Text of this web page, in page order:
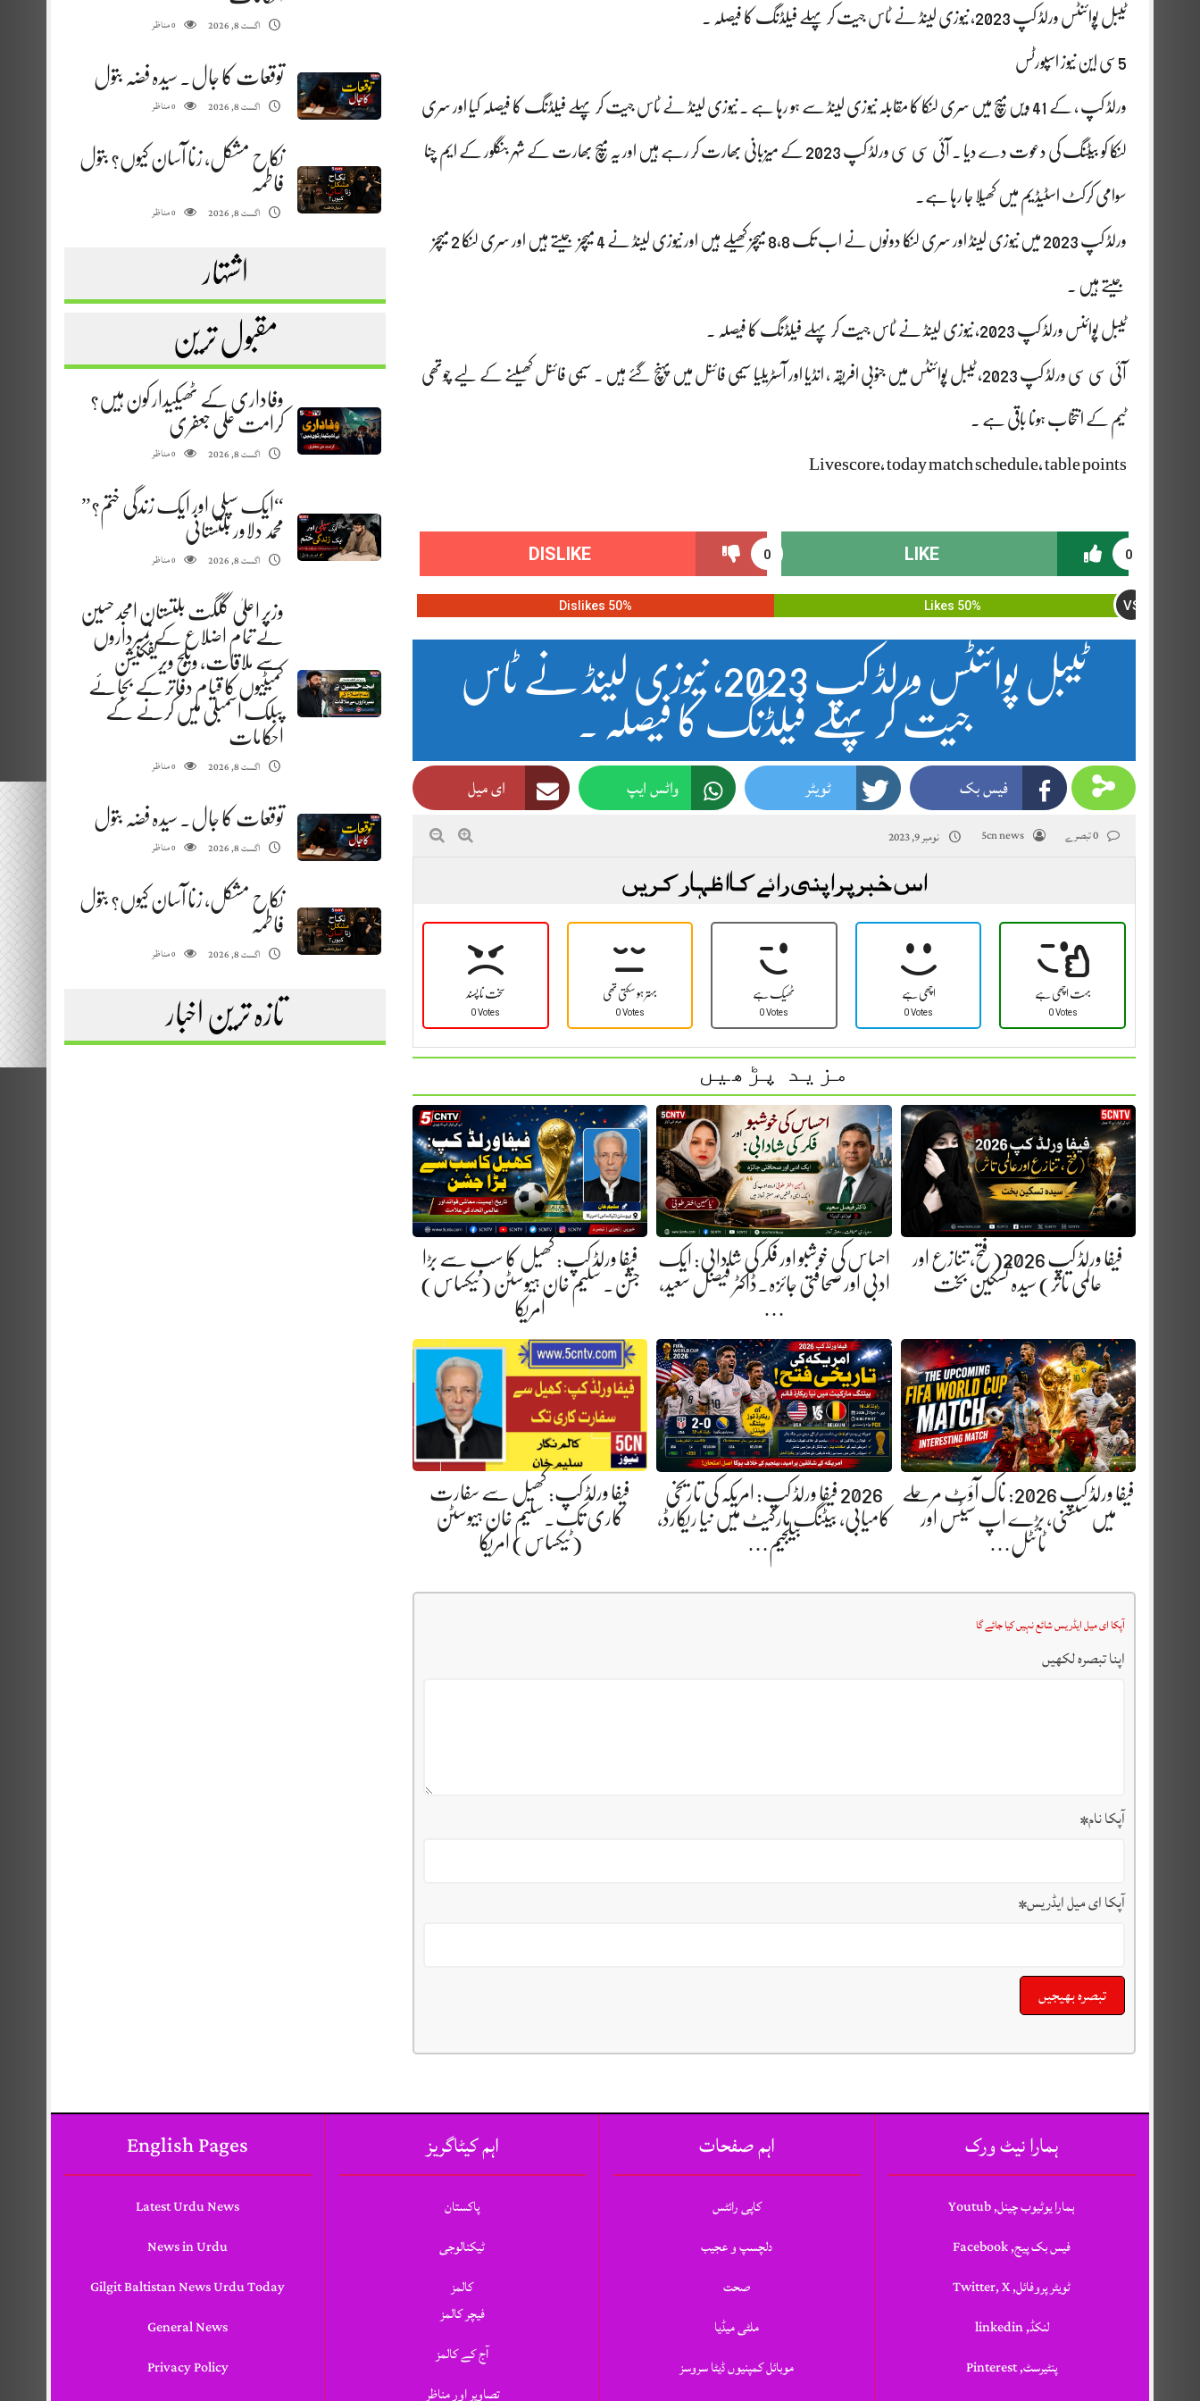
اگست 8, 2026
0مناظر
توقعات کا جال. سیدہ فضہ بتول
اگست 8, 2026
0مناظر
نکاح مشکل، زنا آسان کیوں؟ بتول
فاطمہ
اگست 8, 2026
0مناظر
اشتہار
مقبول ترین
وفاداری کے ٹھیکیدار کون ہیں؟
کرامت علی جعفری
اگست 8, 2026
0مناظر
“ایک سپلی اور ایک زندگی ختم؟”
محمد دلاور بلتستانی
اگست 8, 2026
0مناظر
وزیر اعلیٰ گلگت بلتستان امجد حسین
نے تمام اضلاع کے نمبرداروں
سے ملاقات، ویلج ویریفکیشن
کمیٹیوں کا قیام دفاتر کے بجائے
پبلک اسمبلی میں کرنے کے
احکامات
اگست 8, 2026
0مناظر
توقعات کا جال. سیدہ فضہ بتول
اگست 8, 2026
0مناظر
نکاح مشکل، زنا آسان کیوں؟ بتول
فاطمہ
اگست 8, 2026
0مناظر
تازہ ترین اخبار
ٹیبل پوائنٹس ورلڈ کپ 2023, نیوزی لینڈ نے ٹاس جیت کر پہلے فیلڈنگ کا فیصلہ ۔
5سی این نیوز اسپورٹس
ورلڈ کپ ، کے 41 ویں میچ میں سری لنکا کا مقابلہ نیوزی لینڈ سے ہو رہا ہے ۔ نیوزی لینڈ نے ٹاس جیت کر پہلے فیلڈنگ کا فیصلہ کیا اور سری
لنکا کو بیٹنگ کی دعوت دے دیا ۔ آئی سی سی ورلڈ کپ 2023 کے میزبانی بھارت کر رہے ہیں اور یہ میچ بھارت کے شہر بنگلور کے ایم چنا
سوامی کرکٹ اسٹیڈیم میں کھیلا جا رہا ہے۔
ورلڈ کپ 2023 میں نیوزی لینڈ اور سری لنکا دونوں نے اب تک 8,8 میچز کھیلے ہیں اور نیوزی لینڈ نے 4 میچز جیتے ہیں اور سری لنکا 2 میچز
جیتے ہیں ۔
ٹیبل پوائنس ورلڈ کپ 2023, نیوزی لینڈ نے ٹاس جیت کر پہلے فیلڈنگ کا فیصلہ ۔
آئی سی سی ورلڈ کپ 2023, ٹیبل پوائنٹس میں جنوبی افریقہ ، انڈیا اور آسٹریلیا سیمی فائنل میں پہنچ گئے ہیں ۔ سیمی فائنل کھیلنے کے لیے چوتھی
ٹیم کے انتخاب ہونا باقی ہے ۔
Livescore, today match schedule, table points
0
LIKE
0
DISLIKE
50% Likes VS
50% Dislikes
ٹیبل پوائنٹس ورلڈ کپ 2023, نیوزی لینڈ نے ٹاس
جیت کر پہلے فیلڈنگ کا فیصلہ ۔
فیس بک ٹویٹر واٹس ایپ ای میل
5cn news نومبر 9, 2023
اس خبر پر اپنی رائے کا اظہار کریں
سخت نا پسند
0 Votes
بہتر ہو سکتی تھی
0 Votes
ٹھیک ہے
0 Votes
اچھی ہے
0 Votes
بہت اچھی ہے
0 Votes
مزید پڑھیں
فیفا ورلڈ کپ 2026(فتح، تنازع اور
عالمی تاثر) سیدہ تسکین بخت
احساس کی خوشبو اور فکر کی شادابی: ایک
ادبی اور صحافتی جائزہ.ڈاکٹر فیصل سعید،
…
فیفا ورلڈ کپ: کھیل کا سب سے بڑا
جشن. سلیم خان ہیوسٹن (ٹیکساس)
امریکا
فیفا ورلڈ کپ 2026: ناک آؤٹ مرحلے
میں سنسنی، بڑے اپ سیٹس اور
ٹائٹل…
2026 فیفا ورلڈ کپ: امریکہ کی تاریخی
کامیابی، بیٹنگ مارکیٹ میں نیا ریکارڈ،
بیلجیم…
فیفا ورلڈ کپ: کھیل سے سفارت
کاری تک۔سلیم خان ہیوسٹن
(ٹیکساس) امریکا
آپکا ای میل ایڈریس شائع نہیں کیا جائے گا
اپنا تبصرہ لکھیں
آپکا نام*
آپکا ای میل ایڈریس*
English Pages
Latest Urdu News
News in Urdu
Gilgit Baltistan News Urdu Today
General News
Privacy Policy
اہم کیٹاگریز
پاکستان
ٹیکنالوجی
کالمز
فیچر کالمز
آج کے کالمز
تصاویر اور مناظر
اہم صفحات
کاپی رائٹس
دلچسپ و عجیب
صحت
ملٹی میڈیا
موبائل کمپنیوں ڈیٹا سروسز
ہمارا نیٹ ورک
ہمارا یوٹیوب چینل, Youtub
فیس بک پیج, Facebook
ٹویٹر پروفائل, Twitter, X
لنکڈ, linkedin
پنٹیرسٹ, Pinterest